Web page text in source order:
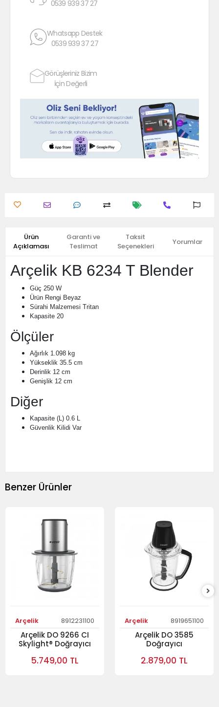
0539 939 37 27
Whatsapp Destek
0539 939 37 27
Görüşleriniz Bizim
İçin Değerli
Ürün
Açıklaması
Garanti ve
Teslimat
Taksit
Seçenekleri
Yorumlar
Arçelik KB 6234 T Blender
Güç 250 W
Ürün Rengi Beyaz
Sürahi Malzemesi Tritan
Kapasite 20
Ölçüler
Ağırlık 1.098 kg
Yükseklik 35.5 cm
Derinlik 12 cm
Genişlik 12 cm
Diğer
Kapasite (L) 0.6 L
Güvenlik Kilidi Var
Benzer Ürünler
Arçelik 8912231100
Arçelik DO 9266 CI
Skylight® Doğrayıcı
5.749,00 TL
Arçelik 8919651100
Arçelik DO 3585
Doğrayıcı
2.879,00 TL